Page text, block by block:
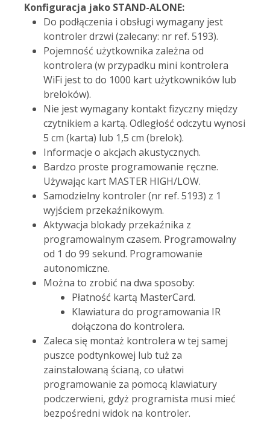
Konfiguracja jako STAND-ALONE:
Do podłączenia i obsługi wymagany jest
kontroler drzwi (zalecany: nr ref. 5193).
Pojemność użytkownika zależna od
kontrolera (w przypadku mini kontrolera
WiFi jest to do 1000 kart użytkowników lub
breloków).
Nie jest wymagany kontakt fizyczny między
czytnikiem a kartą. Odległość odczytu wynosi
5 cm (karta) lub 1,5 cm (brelok).
Informacje o akcjach akustycznych.
Bardzo proste programowanie ręczne.
Używając kart MASTER HIGH/LOW.
Samodzielny kontroler (nr ref. 5193) z 1
wyjściem przekaźnikowym.
Aktywacja blokady przekaźnika z
programowalnym czasem. Programowalny
od 1 do 99 sekund. Programowanie
autonomiczne.
Można to zrobić na dwa sposoby:
Płatność kartą MasterCard.
Klawiatura do programowania IR
dołączona do kontrolera.
Zaleca się montaż kontrolera w tej samej
puszce podtynkowej lub tuż za
zainstalowaną ścianą, co ułatwi
programowanie za pomocą klawiatury
podczerwieni, gdyż programista musi mieć
bezpośredni widok na kontroler.